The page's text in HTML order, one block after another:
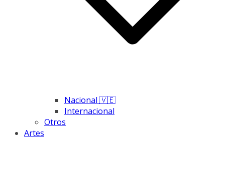
Nacional 🇻🇪
Internacional
Otros
Artes